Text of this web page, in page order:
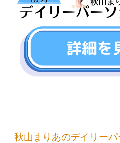
秋山まりあのデイリーパ